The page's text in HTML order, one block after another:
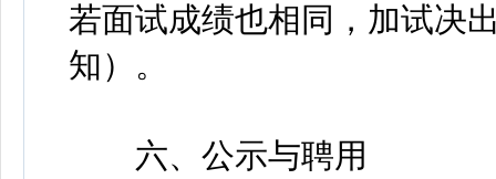
若面试成绩也相同，加试决
知）。
六、公示与聘用